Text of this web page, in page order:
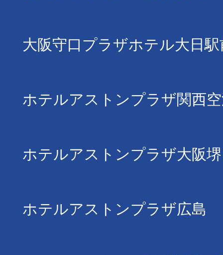
大阪守口プラザホテル大日駅
ホテルアストンプラザ関西
ホテルアストンプラザ大阪堺
ホテルアストンプラザ広島